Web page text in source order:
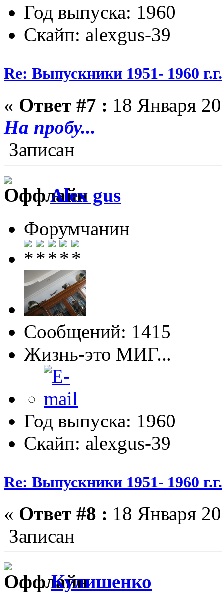
Год выпуска: 1960
Скайп: alexgus-39
Re: Выпускники 1951- 1960
« Ответ #7 : 18 Января
На пробу...
Записан
Alex gus
Форумчанин
Сообщений: 1415
Жизнь-это МИГ...
Год выпуска: 1960
Скайп: alexgus-39
Re: Выпускники 1951- 1960
« Ответ #8 : 18 Января
Записан
Кулишенко